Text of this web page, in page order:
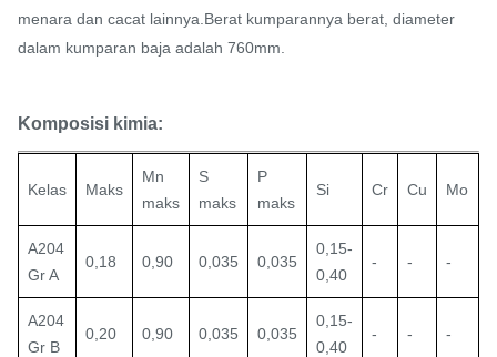
menara dan cacat lainnya. Berat kumparannya berat, diameter
dalam kumparan baja adalah 760mm.
Komposisi kimia:
Kelas Maks
Mn
maks
S
maks
P
maks
Si Cr Cu Mo
A204
Gr A
0,18 0,90 0,035 0,035
0,15-
0,40
- - -
A204
Gr B
0,20 0,90 0,035 0,035
0,15-
0,40
- - -